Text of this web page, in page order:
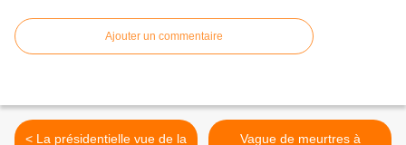
Ajouter un commentaire
< La présidentielle vue de la
Vague de meurtres à